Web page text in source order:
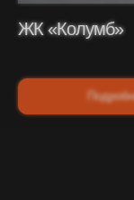
ЖК «Колумб»